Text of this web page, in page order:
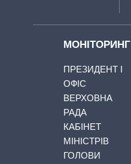
МОНІТОРИНГ
ПРЕЗИДЕНТ І
ОФІС
ВЕРХОВНА
РАДА
КАБІНЕТ
МІНІСТРІВ
ГОЛОВИ